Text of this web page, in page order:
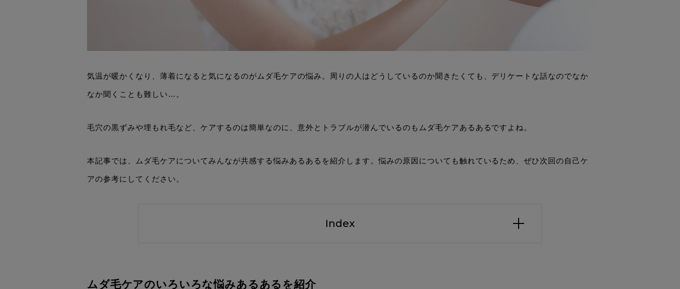
気温が暖かくなり、薄着になると気になるのがムダ毛ケアの悩み。周りの人はどうしているのか聞きたくても、デリケートな話なのでなか
なか聞くことも難しい…。
毛穴の黒ずみや埋もれ毛など、ケアするのは簡単なのに、意外とトラブルが潜んでいるのもムダ毛ケアあるあるですよね。
本記事では、ムダ毛ケアについてみんなが共感する悩みあるあるを紹介します。悩みの原因についても触れているため、ぜひ次回の自己ケ
アの参考にしてください。
Index
ムダ毛ケアのいろいろな悩みあるあるを紹介